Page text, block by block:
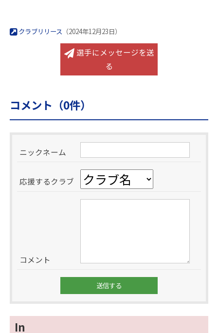
クラブリリース （2024年12月23日）
選手にメッセージを送
る
コメント（0件）
ニックネーム
応援するクラブ
コメント
In